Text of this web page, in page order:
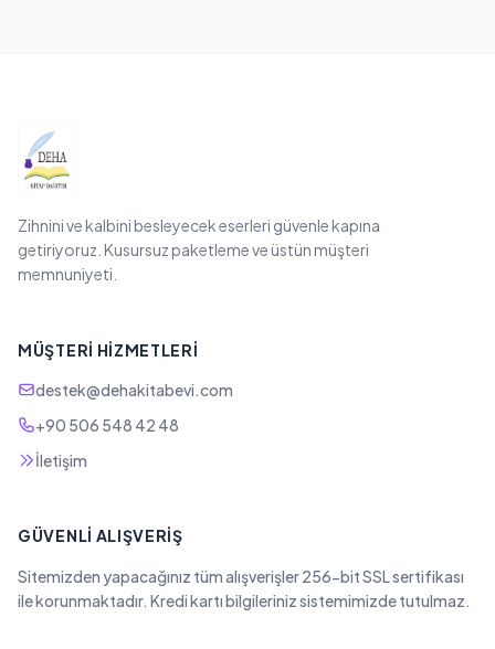
Zihnini ve kalbini besleyecek eserleri güvenle kapına
getiriyoruz. Kusursuz paketleme ve üstün müşteri
memnuniyeti.
MÜŞTERI HIZMETLERI
destek@dehakitabevi.com
+90 506 548 42 48
İletişim
GÜVENLI ALIŞVERIŞ
Sitemizden yapacağınız tüm alışverişler 256-bit SSL sertifikası
ile korunmaktadır. Kredi kartı bilgileriniz sistemimizde tutulmaz.